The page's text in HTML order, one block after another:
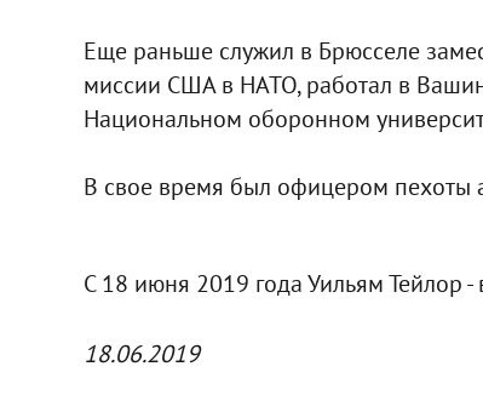
Еще раньше служил в Брюсселе
миссии США в НАТО, работал в
Национальном оборонном
В свое время был офицером
С 18 июня 2019 года Уильям Тейлор
18.06.2019